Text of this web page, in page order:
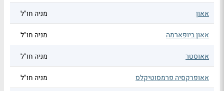
אאון מניה חו"ל
אאון ביופארמה מניה חו"ל
אאוסטר מניה חו"ל
אאופרקסיה פרמסוטיקלס מניה חו"ל